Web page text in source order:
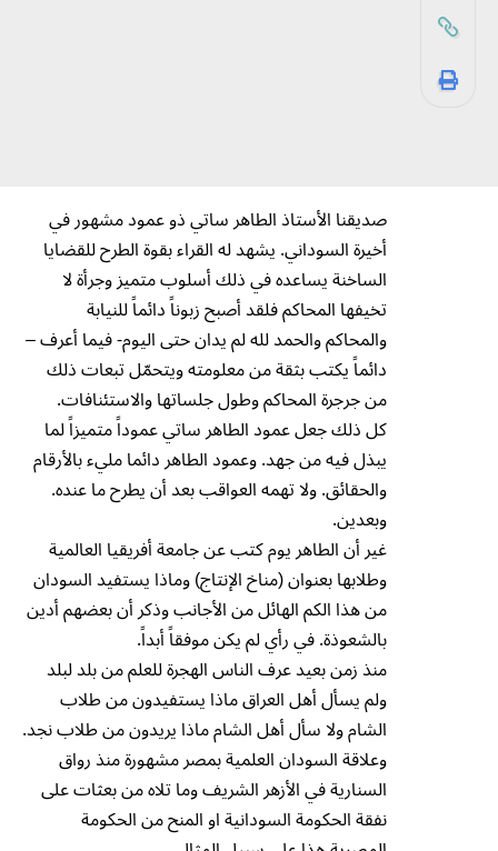
صديقنا الأستاذ الطاهر ساتي ذو عمود مشهور في
أخيرة السوداني. يشهد له القراء بقوة الطرح للقضايا
الساخنة يساعده في ذلك أسلوب متميز وجرأة لا
تخيفها المحاكم فلقد أصبح زبوناً دائماً للنيابة
والمحاكم والحمد لله لم يدان حتى اليوم- فيما أعرف –
دائماً يكتب بثقة من معلومته ويتحمّل تبعات ذلك
من جرجرة المحاكم وطول جلساتها والاستئنافات.
كل ذلك جعل عمود الطاهر ساتي عموداً متميزاً لما
يبذل فيه من جهد. وعمود الطاهر دائما مليء بالأرقام
والحقائق. ولا تهمه العواقب بعد أن يطرح ما عنده.
وبعدين.
غير أن الطاهر يوم كتب عن جامعة أفريقيا العالمية
وطلابها بعنوان (مناخ الإنتاج) وماذا يستفيد السودان
من هذا الكم الهائل من الأجانب وذكر أن بعضهم أدين
بالشعوذة. في رأي لم يكن موفقاً أبداً.
منذ زمن بعيد عرف الناس الهجرة للعلم من بلد لبلد
ولم يسأل أهل العراق ماذا يستفيدون من طلاب
الشام ولا سأل أهل الشام ماذا يريدون من طلاب نجد.
وعلاقة السودان العلمية بمصر مشهورة منذ رواق
السنارية في الأزهر الشريف وما تلاه من بعثات على
نفقة الحكومة السودانية او المنح من الحكومة